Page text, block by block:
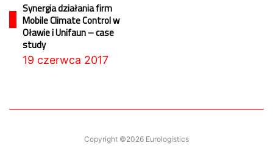
Synergia działania firm
Mobile Climate Control w
Oławie i Unifaun – case
study
19 czerwca 2017
Copyright ©2026 Eurologistics